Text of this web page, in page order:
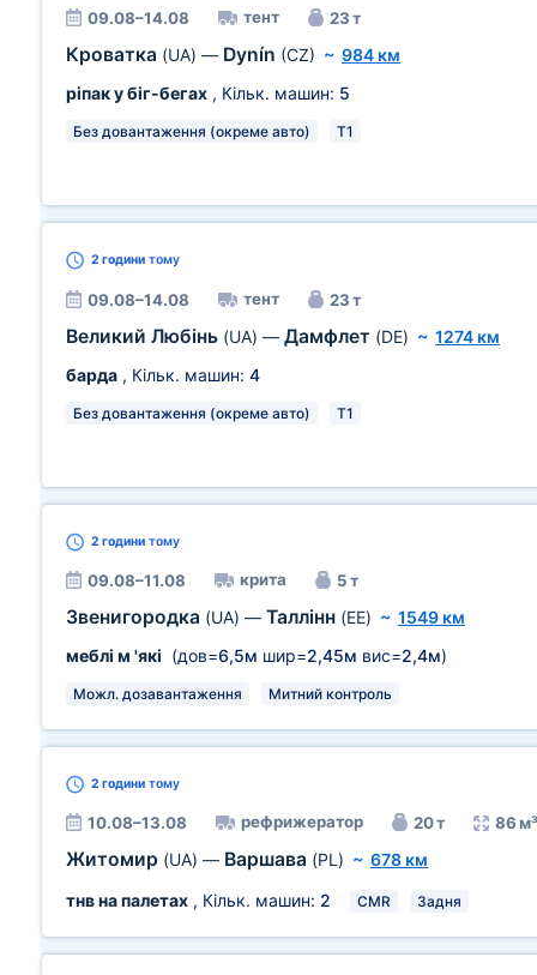
09.08–14.08 тент 23 т
Кроватка (UA) — Dynín (CZ) ~ 984 км
ріпак у біг-бегах , Кільк. машин: 5
Без довантаження (окреме авто) T1
2 години тому
09.08–14.08 тент 23 т
Великий Любінь (UA) — Дамфлет (DE) ~ 1274 км
барда , Кільк. машин: 4
Без довантаження (окреме авто) T1
2 години тому
09.08–11.08 крита 5 т
Звенигородка (UA) — Таллінн (EE) ~ 1549 км
меблі м 'які (дов=6,5м шир=2,45м вис=2,4м)
Можл. дозавантаження Митний контроль
2 години тому
10.08–13.08 рефрижератор 20 т 86 м³
Житомир (UA) — Варшава (PL) ~ 678 км
тнв на палетах , Кільк. машин: 2 CMR Задня